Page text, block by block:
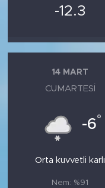
-12.3
14 MART
CUMARTESI
-6°
Orta kuvvetli karlı
Nem: %91